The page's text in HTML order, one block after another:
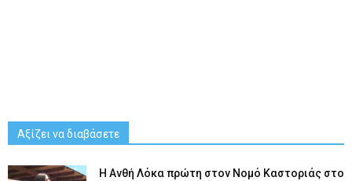
Αξίζει να διαβάσετε
Η Ανθή Λόκα πρώτη στον Νομό Καστοριάς στο